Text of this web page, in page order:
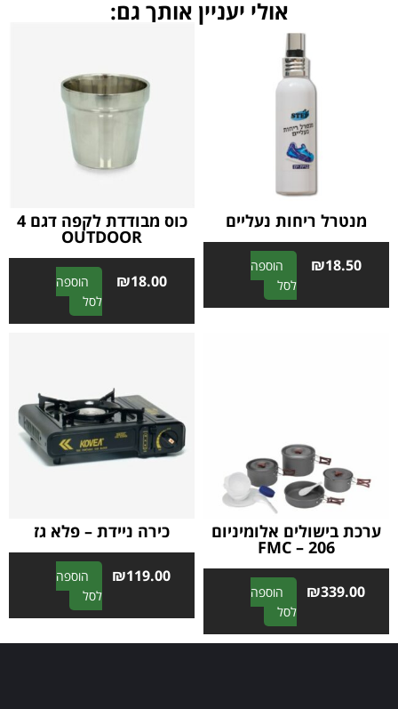
אולי יעניין אותך גם:
מנטרל ריחות נעליים
₪18.50
הוספה
לסל
A
l
v
e
:
כוס מבודדת לקפה דגם 4
OUTDOOR
₪18.00
הוספה
לסל
A
l
n
a
t
i
ערכת בישולים אלומיניום
FMC – 206
₪339.00
הוספה
לסל
A
l
t
כירה ניידת – פלא גז
₪119.00
הוספה
לסל
A
l